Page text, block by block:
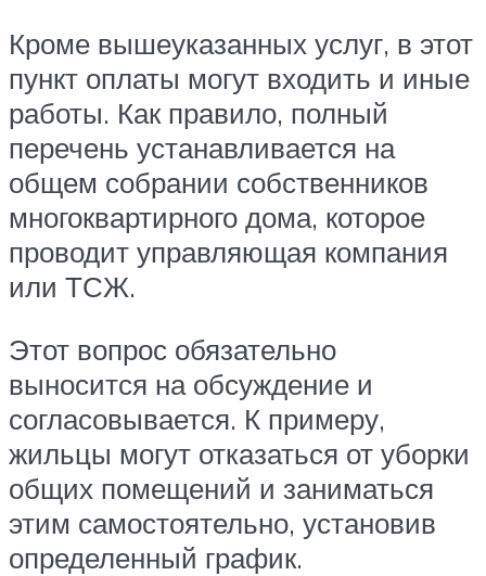
Кроме вышеуказанных услуг, в этот
пункт оплаты могут входить и иные
работы. Как правило, полный
перечень устанавливается на
общем собрании собственников
многоквартирного дома, которое
проводит управляющая компания
или ТСЖ.
Этот вопрос обязательно
выносится на обсуждение и
согласовывается. К примеру,
жильцы могут отказаться от уборки
общих помещений и заниматься
этим самостоятельно, установив
определенный график.